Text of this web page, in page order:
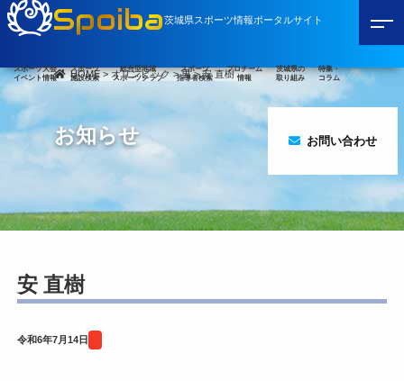
Spoiba茨城県スポーツ情報ポータルサイト
スポーツ大会
イベント情報
スポーツ
施設検索
総合型地域
スポーツクラブ
スポーツ
指導者検索
プロチーム
情報
茨城県の
取り組み
特集・
コラム
お問い合わせ
HOME>オリンピック>男>安 直樹
お知らせ
安 直樹
令和6年7月14日